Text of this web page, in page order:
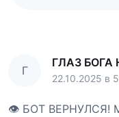
Г
ГЛАЗ БОГА
22.10.2025 в
👁 БОТ ВЕРНУЛСЯ!